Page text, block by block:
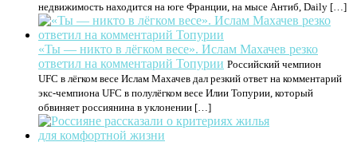
недвижимость находится на юге Франции, на мысе Антиб, Daily […]
«Ты — никто в лёгком весе». Ислам Махачев резко
ответил на комментарий Топурии Российский чемпион
UFC в лёгком весе Ислам Махачев дал резкий ответ на комментарий
экс-чемпиона UFC в полулёгком весе Илии Топурии, который
обвиняет россиянина в уклонении […]